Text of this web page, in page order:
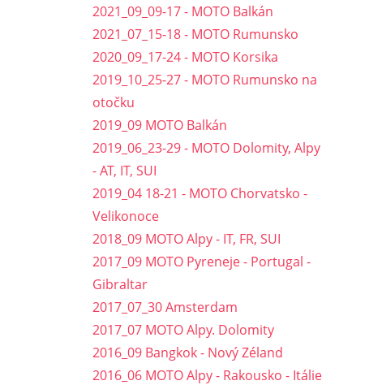
2021_09_09-17 - MOTO Balkán
2021_07_15-18 - MOTO Rumunsko
2020_09_17-24 - MOTO Korsika
2019_10_25-27 - MOTO Rumunsko na
otočku
2019_09 MOTO Balkán
2019_06_23-29 - MOTO Dolomity, Alpy
- AT, IT, SUI
2019_04 18-21 - MOTO Chorvatsko -
Velikonoce
2018_09 MOTO Alpy - IT, FR, SUI
2017_09 MOTO Pyreneje - Portugal -
Gibraltar
2017_07_30 Amsterdam
2017_07 MOTO Alpy. Dolomity
2016_09 Bangkok - Nový Zéland
2016_06 MOTO Alpy - Rakousko - Itálie